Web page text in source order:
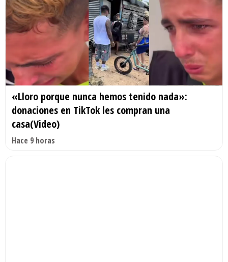
«Lloro porque nunca hemos tenido nada»:
donaciones en TikTok les compran una
casa(Video)
Hace 9 horas